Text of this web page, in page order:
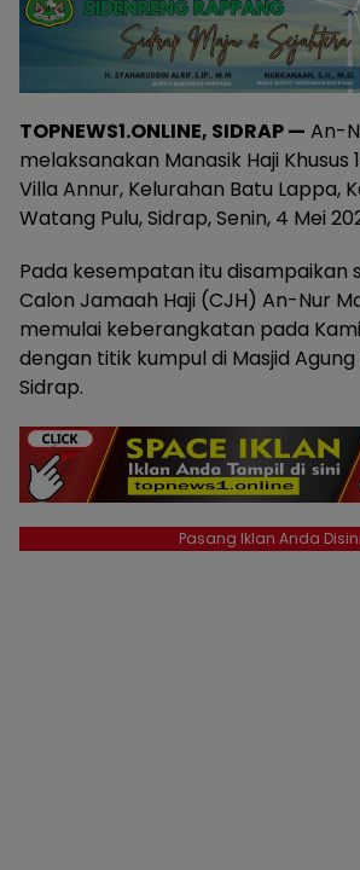
TOPNEWS1.ONLINE, SIDRAP — An-
melaksanakan Manasik Haji Khusus
Villa Annur, Kelurahan Batu Lappa,
Watang Pulu, Sidrap, Senin, 4 Mei
Pada kesempatan itu disampaikan
Calon Jamaah Haji (CJH) An-Nur
memulai keberangkatan pada
dengan titik kumpul di Masjid
Sidrap.
Pasang Iklan Anda Disini